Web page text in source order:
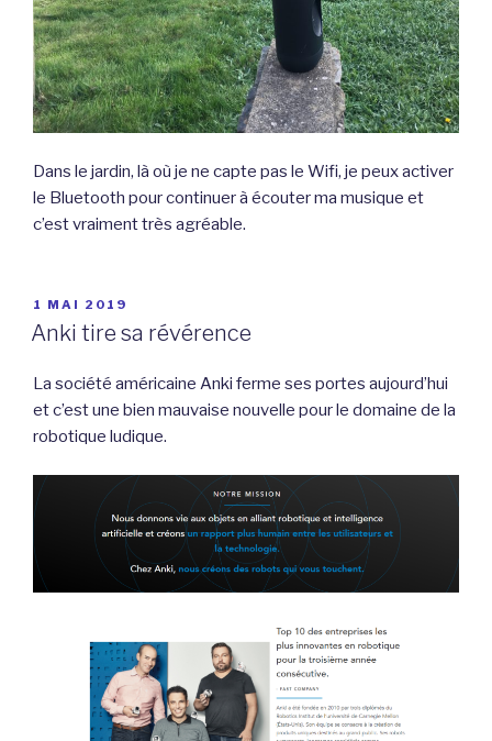
Dans le jardin, là où je ne capte pas le Wifi, je peux activer
le Bluetooth pour continuer à écouter ma musique et
c’est vraiment très agréable.
PUBLIÉ
LE
1 MAI 2019
Anki tire sa révérence
La société américaine Anki ferme ses portes aujourd’hui
et c’est une bien mauvaise nouvelle pour le domaine de la
robotique ludique.